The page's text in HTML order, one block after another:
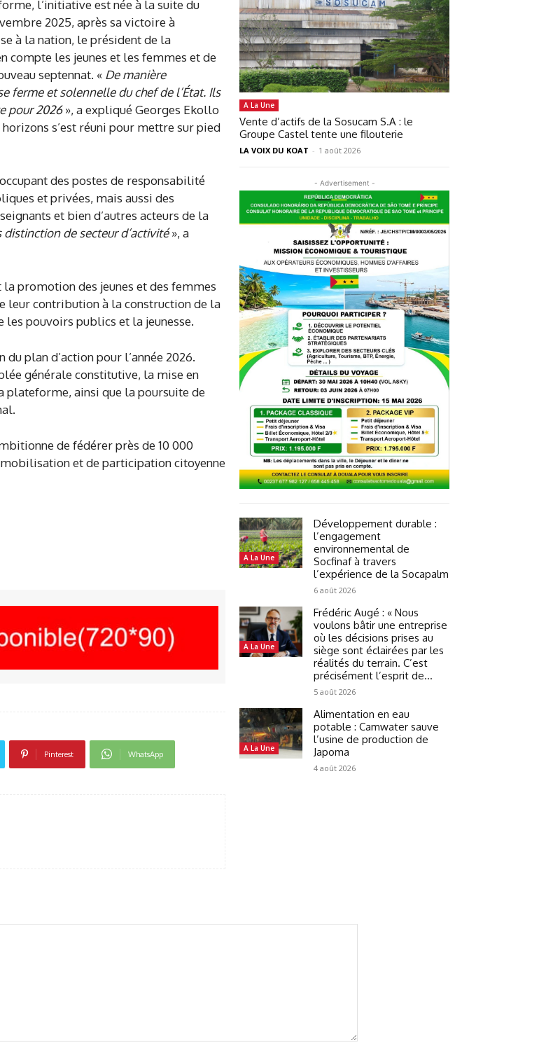
l’initiative est née à la suite du
2025, après sa victoire à
à la nation, le président de la
compte les jeunes et les femmes et de
septennat. « De manière
ferme et solennelle du chef de l’État. Ils
pour 2026», a expliqué Georges Ekollo
horizons s’est réuni pour mettre sur pied
des postes de responsabilité
et privées, mais aussi des
et bien d’autres acteurs de la
distinction de secteur d’activité», a
promotion des jeunes et des femmes
leur contribution à la construction de la
les pouvoirs publics et la jeunesse.
plan d’action pour l’année 2026.
générale constitutive, la mise en
plateforme, ainsi que la poursuite de
de fédérer près de 10 000
et de participation citoyenne
Pinterest WhatsApp
A La Une
Vente d’actifs de la Sosucam S.A : le
Groupe Castel tente une filouterie
LA VOIX DU KOAT - 1 août 2026
- Advertisement -
A La Une
Développement durable :
l’engagement
environnemental de
Socfinaf à travers
l’expérience de la Socapalm
6 août 2026
A La Une
Frédéric Augé : « Nous
voulons bâtir une entreprise
où les décisions prises au
siège sont éclairées par les
réalités du terrain. C’est
précisément l’esprit de...
5 août 2026
A La Une
Alimentation en eau
potable : Camwater sauve
l’usine de production de
Japoma
4 août 2026